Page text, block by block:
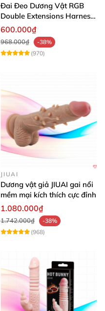
Đai Đeo Dương Vật RGB
Double Extensions Harness
Hấp Dẫn Đầy Cảm Xúc
600.000₫
968.000₫
-38%
(970)
JIUAI
Dương vật giả JIUAI gai nổi
mềm mại kích thích cực đỉnh
1.080.000₫
1.742.000₫
-38%
(968)